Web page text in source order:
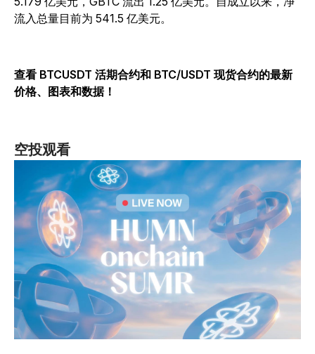
流入总量目前为 541.5 亿美元。
查看 BTCUSDT 活期合约和 BTC/USDT 现货合约的最新
价格、图表和数据！
空投观看